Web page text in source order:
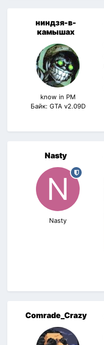
ниндзя-в-
камышах
know in PM
Байк: GTA v2.09D
Nasty
Nasty
Comrade_Crazy